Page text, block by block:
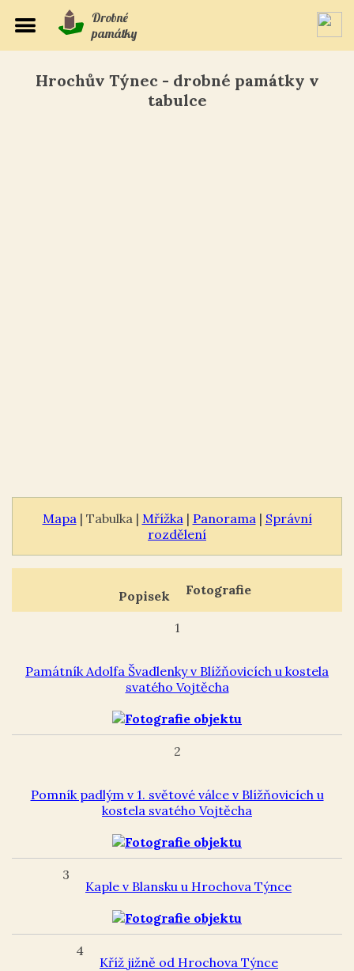
Drobné
památky
Hrochův Týnec - drobné památky v
tabulce
Mapa | Tabulka | Mřížka | Panorama | Správní
rozdělení
Popisek Fotografie
1
Památník Adolfa Švadlenky v Blížňovicích u kostela
svatého Vojtěcha
2
Pomník padlým v 1. světové válce v Blížňovicích u
kostela svatého Vojtěcha
3
Kaple v Blansku u Hrochova Týnce
4
Kříž jižně od Hrochova Týnce